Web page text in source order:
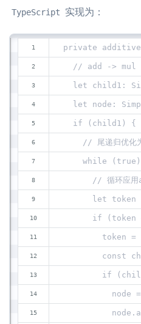
TypeScript 实现为：
private
// add -> mul
let child1:
let node:
  if (child1) {
// 尾递归优化
while (true)
// 循环应用
let token
if (token
token =
const
if
node